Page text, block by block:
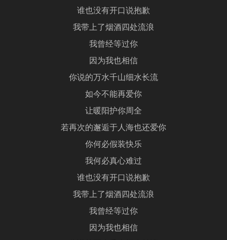
谁也没有开口说抱歉
我带上了烟酒四处流浪
我曾经等过你
因为我也相信
你说的万水千山细水长流
如今不能再爱你
让暖阳护你周全
若再次的邂逅于人海也还爱你
你何必假装快乐
我何必真心难过
谁也没有开口说抱歉
我带上了烟酒四处流浪
我曾经等过你
因为我也相信